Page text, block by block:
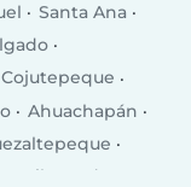
Santa Ana
Cojutepeque
Ahuachapán
La Libertad